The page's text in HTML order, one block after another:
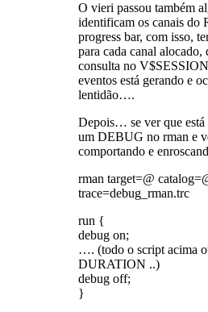
O vieri passou também
identificam os canais do
progress bar, com isso,
para cada canal alocado,
consulta no
eventos está gerando e
lentidão….
Depois… se ver que
um DEBUG no rman e
comportando e
rman target=@
trace=debug_rman.trc
run {
debug on;
…. (todo o script acima
DURATION ..)
debug off;
}